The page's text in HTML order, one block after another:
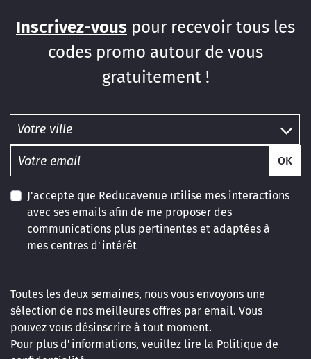
Inscrivez-vous pour recevoir tous les
codes promo autour de vous
gratuitement !
OK
J'accepte que Reducavenue utilise mes interactions
avec ses emails afin de me proposer des
communications plus pertinentes et adaptées à
mes centres d'intérêt
Toutes les deux semaines, nous vous envoyons une
sélection de nos meilleures offres par email. Vous
pouvez vous désinscrire à tout moment.
Pour plus d'informations, veuillez lire la Politique de